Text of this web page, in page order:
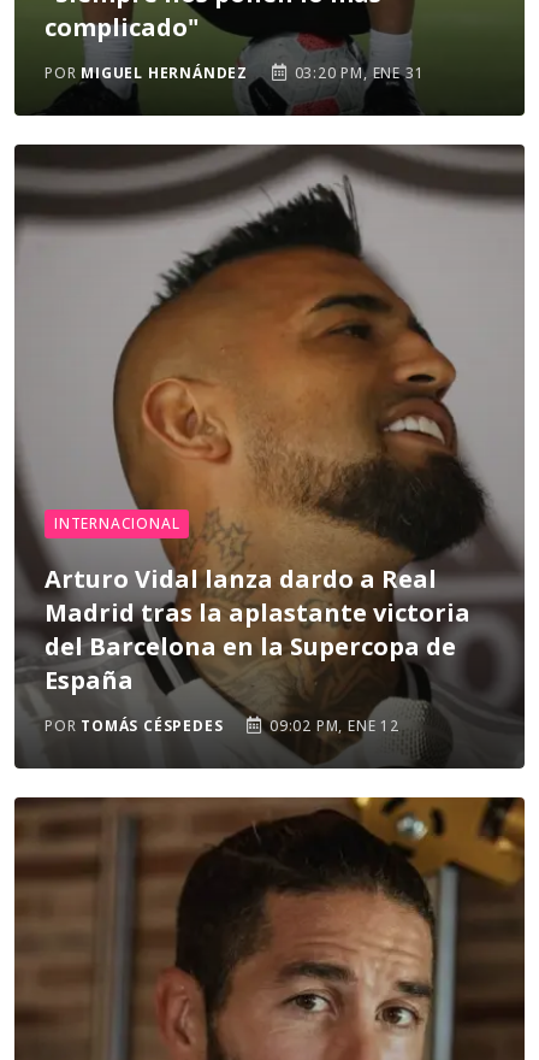
complicado"
POR MIGUEL HERNÁNDEZ 03:20 PM, ENE 31
INTERNACIONAL
Arturo Vidal lanza dardo a Real
Madrid tras la aplastante victoria
del Barcelona en la Supercopa de
España
POR TOMÁS CÉSPEDES 09:02 PM, ENE 12